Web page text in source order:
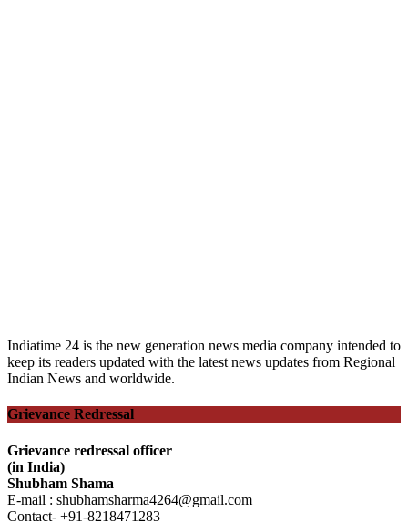
Indiatime 24 is the new generation news media company intended to
keep its readers updated with the latest news updates from Regional
Indian News and worldwide.
Grievance Redressal
Grievance redressal officer
(in India)
Shubham Shama
E-mail : shubhamsharma4264@gmail.com
Contact- +91-8218471283